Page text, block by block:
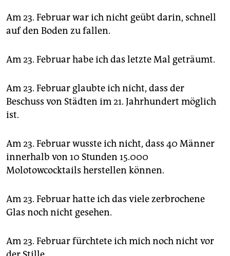
Am 23. Februar war ich nicht geübt darin, schnell
auf den Boden zu fallen.
Am 23. Februar habe ich das letzte Mal geträumt.
Am 23. Februar glaubte ich nicht, dass der
Beschuss von Städten im 21. Jahrhundert möglich
ist.
Am 23. Februar wusste ich nicht, dass 40 Männer
innerhalb von 10 Stunden 15.000
Molotowcocktails herstellen können.
Am 23. Februar hatte ich das viele zerbrochene
Glas noch nicht gesehen.
Am 23. Februar fürchtete ich mich noch nicht vor